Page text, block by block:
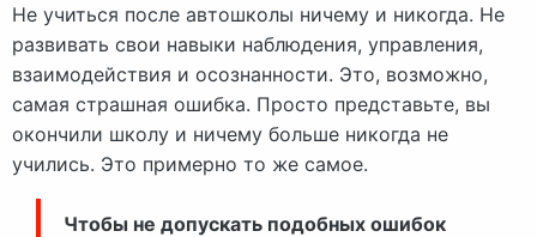
Не учиться после автошколы ничему и никогда. Не
развивать свои навыки наблюдения, управления,
взаимодействия и осознанности. Это, возможно,
самая страшная ошибка. Просто представьте, вы
окончили школу и ничему больше никогда не
учились. Это примерно то же самое.
Чтобы не допускать подобных ошибок